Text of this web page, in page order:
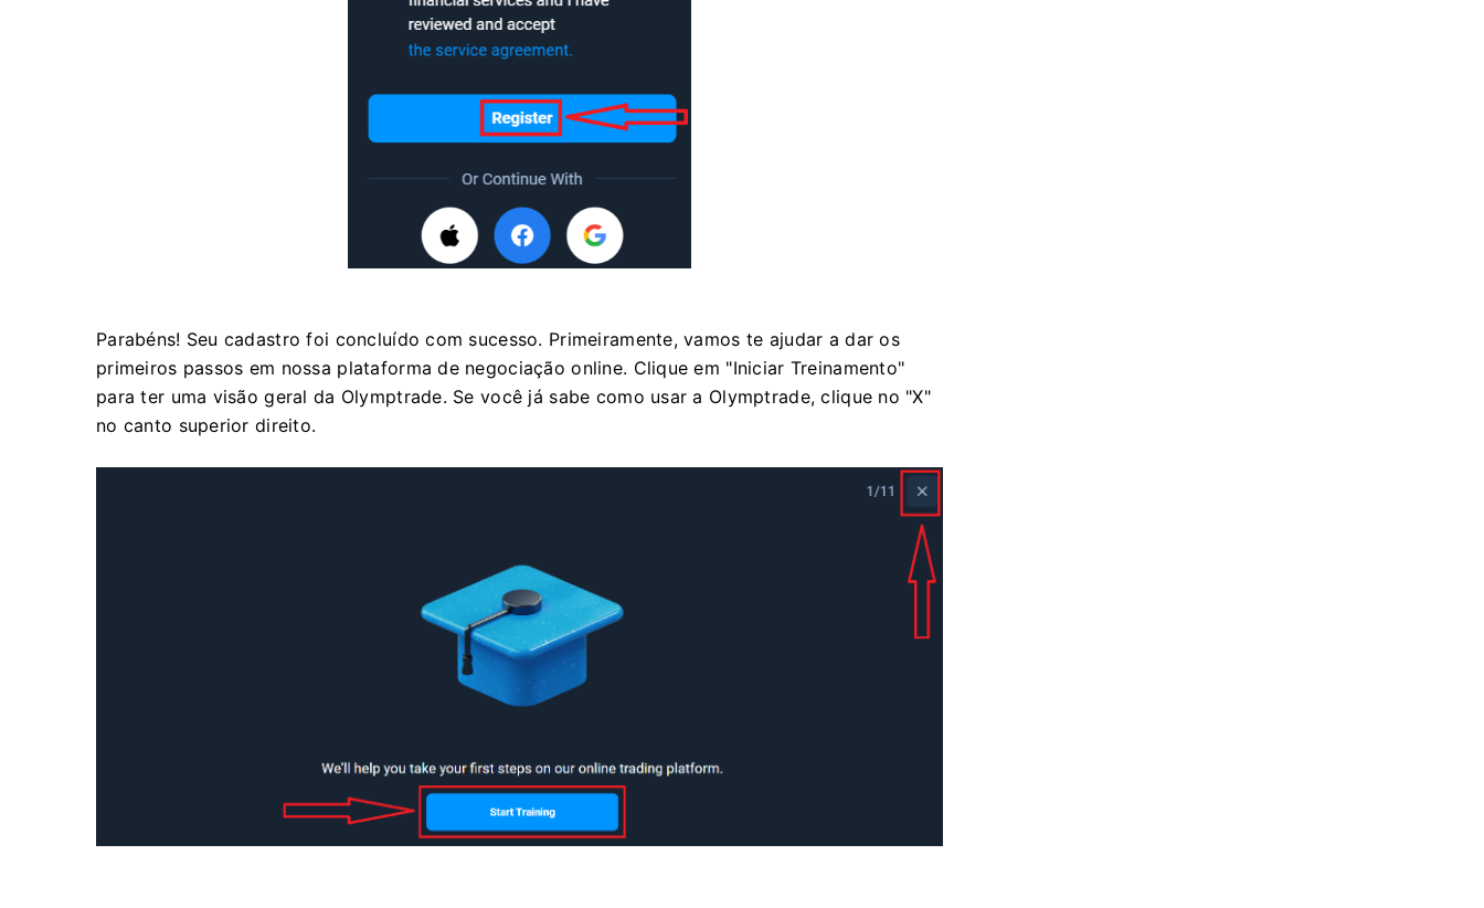
Parabéns! Seu cadastro foi concluído com sucesso. Primeiramente, vamos te ajudar a dar os
primeiros passos em nossa plataforma de negociação online. Clique em "Iniciar Treinamento"
para ter uma visão geral da Olymptrade. Se você já sabe como usar a Olymptrade, clique no "X"
no canto superior direito.